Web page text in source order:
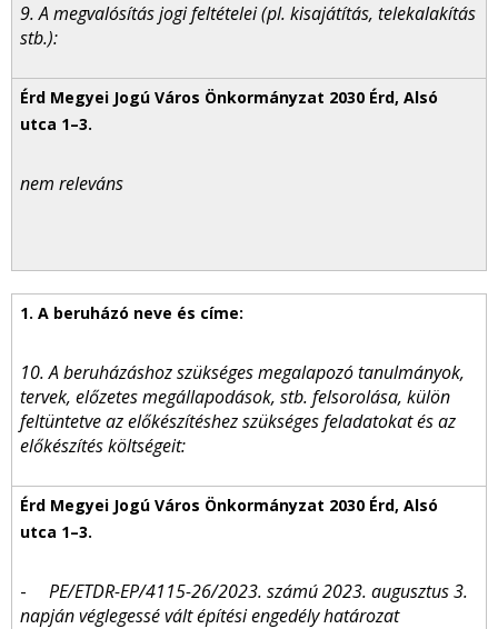
9. A megvalósítás jogi feltételei (pl. kisajátítás, telekalakítás
stb.):
nem releváns
10. A beruházáshoz szükséges megalapozó tanulmányok,
tervek, előzetes megállapodások, stb. felsorolása, külön
feltüntetve az előkészítéshez szükséges feladatokat és az
előkészítés költségeit:
- PE/ETDR-EP/4115-26/2023. számú 2023. augusztus 3.
napján véglegessé vált építési engedély határozat